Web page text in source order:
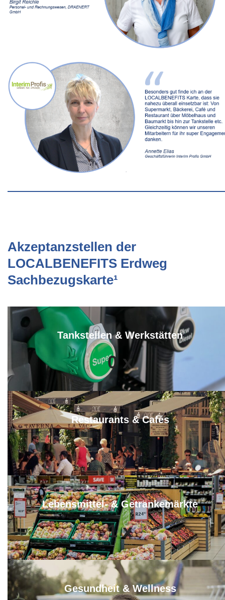
Akzeptanzstellen der
LOCALBENEFITS Erdweg
Sachbezugskarte¹
Tankstellen & Werkstätten
0 x
Restaurants & Cafés
1 x
Lebensmittel- & Getränkemärkte
1 x
Gesundheit & Wellness